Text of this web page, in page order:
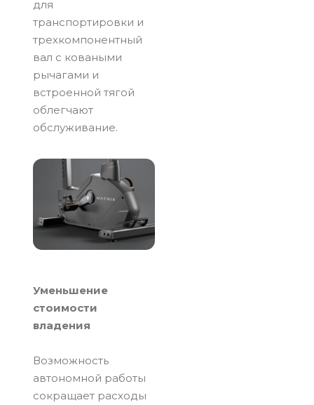
для
транспортировки и
трехкомпонентный
вал с коваными
рычагами и
встроенной тягой
облегчают
обслуживание.
Уменьшение
стоимости
владения
Возможность
автономной работы
сокращает расходы